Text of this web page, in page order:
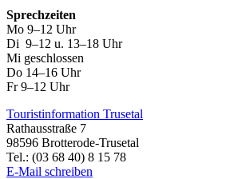
Sprechzeiten
Mo 9–12 Uhr
Di 9–12 u. 13–18 Uhr
Mi geschlossen
Do 14–16 Uhr
Fr 9–12 Uhr
Touristinformation Trusetal
Rathausstraße 7
98596 Brotterode-Trusetal
Tel.: (03 68 40) 8 15 78
E-Mail schreiben